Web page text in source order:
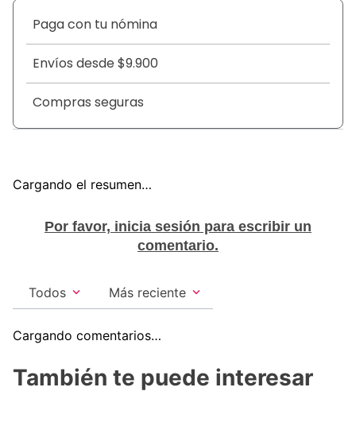
Paga con tu nómina
Envíos desde $9.900
Compras seguras
Cargando el resumen…
Por favor, inicia sesión para escribir un
comentario.
Más reciente
Todos
Cargando comentarios…
También te puede interesar